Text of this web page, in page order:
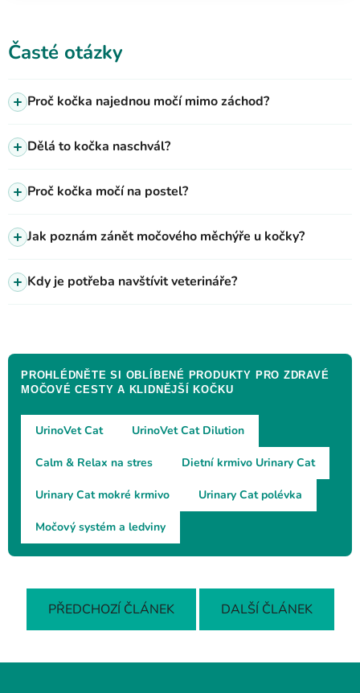
Časté otázky
Proč kočka najednou močí mimo záchod?
Dělá to kočka naschvál?
Proč kočka močí na postel?
Jak poznám zánět močového měchýře u kočky?
Kdy je potřeba navštívit veterináře?
PROHLÉDNĚTE SI OBLÍBENÉ PRODUKTY PRO ZDRAVÉ
MOČOVÉ CESTY A KLIDNĚJŠÍ KOČKU
UrinoVet Cat UrinoVet Cat Dilution
Calm & Relax na stres Dietní krmivo Urinary Cat
Urinary Cat mokré krmivo Urinary Cat polévka
Močový systém a ledviny
PŘEDCHOZÍ ČLÁNEK DALŠÍ ČLÁNEK